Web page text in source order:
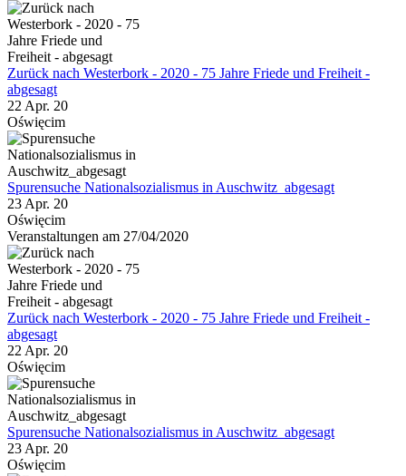
Zurück nach Westerbork - 2020 - 75 Jahre Friede und Freiheit -
abgesagt
22 Apr. 20
Oświęcim
Spurensuche Nationalsozialismus in Auschwitz_abgesagt
23 Apr. 20
Oświęcim
Veranstaltungen am 27/04/2020
Zurück nach Westerbork - 2020 - 75 Jahre Friede und Freiheit -
abgesagt
22 Apr. 20
Oświęcim
Spurensuche Nationalsozialismus in Auschwitz_abgesagt
23 Apr. 20
Oświęcim